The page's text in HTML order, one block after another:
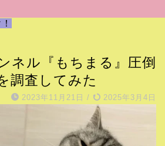
ネル『もちまる』圧倒
調査してみた
2023年11月21日 / 2025年3月4日